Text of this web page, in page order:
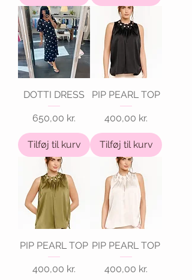
DOTTI DRESS
Pris
650,00 kr.
Tilføj til kurv
PIP PEARL TOP
Pris
400,00 kr.
Tilføj til kurv
PIP PEARL TOP
Pris
400,00 kr.
PIP PEARL TOP
Pris
400,00 kr.